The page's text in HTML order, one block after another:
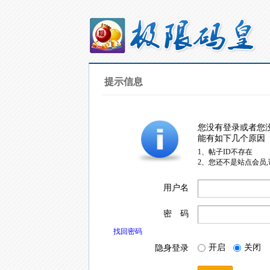
提示信息
您没有登录或者您
能有如下几个原因
1、帖子ID不存在
2、您还不是站点会员
用户名
密 码
找回密码
隐身登录 开启 关闭